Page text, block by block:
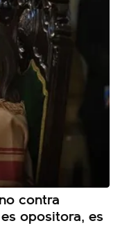
contra
opositora, es